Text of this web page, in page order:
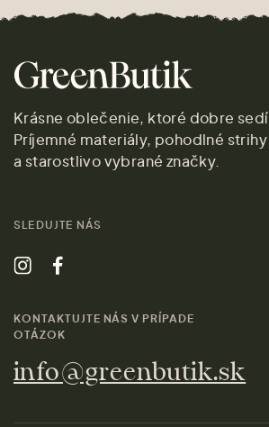
Krásne oblečenie, ktoré dobre sedí.
Príjemné materiály, pohodlné strihy
a starostlivo vybrané značky.
SLEDUJTE NÁS
KONTAKTUJTE NÁS V PRÍPADE
OTÁZOK
info@greenbutik.sk